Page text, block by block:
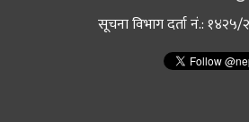
सूचना विभाग दर्ता नं.: